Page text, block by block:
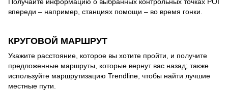
впереди – например, станциях помощи – во время гонки.
КРУГОВОЙ МАРШРУТ
Укажите расстояние, которое вы хотите пройти, и получите
предложенные маршруты, которые вернут вас назад; также
используйте маршрутизацию Trendline, чтобы найти лучшие
местные пути.